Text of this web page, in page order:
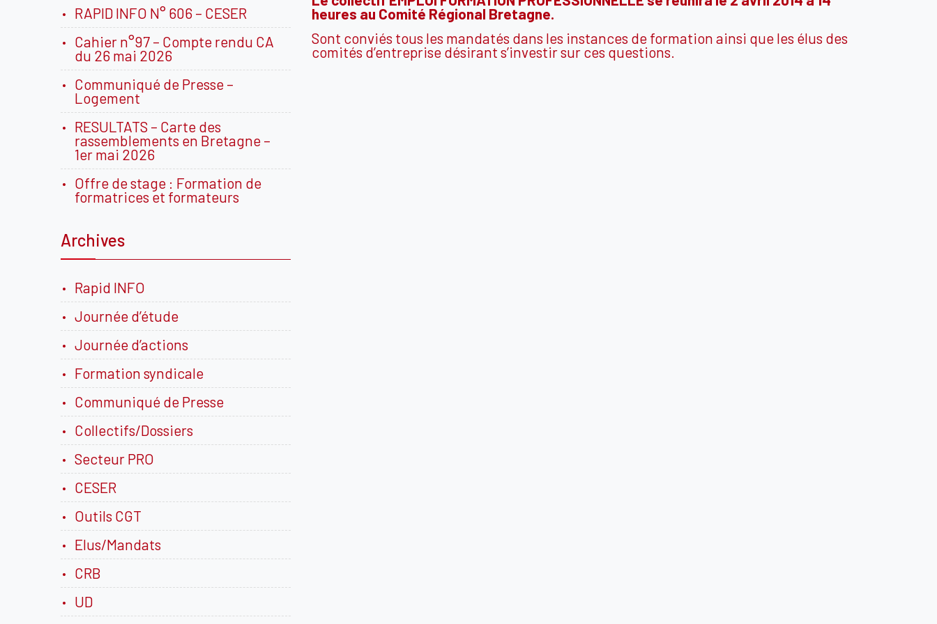
heures au Comité Régional Bretagne.
Sont conviés tous les mandatés dans les instances de formation ainsi que les élus des
comités d’entreprise désirant s’investir sur ces questions.
RAPID INFO N° 606 – CESER
Cahier n°97 – Compte rendu CA
du 26 mai 2026
Communiqué de Presse –
Logement
RESULTATS – Carte des
rassemblements en Bretagne –
1er mai 2026
Offre de stage : Formation de
formatrices et formateurs
Archives
Rapid INFO
Journée d’étude
Journée d’actions
Formation syndicale
Communiqué de Presse
Collectifs/Dossiers
Secteur PRO
CESER
Outils CGT
Elus/Mandats
CRB
UD